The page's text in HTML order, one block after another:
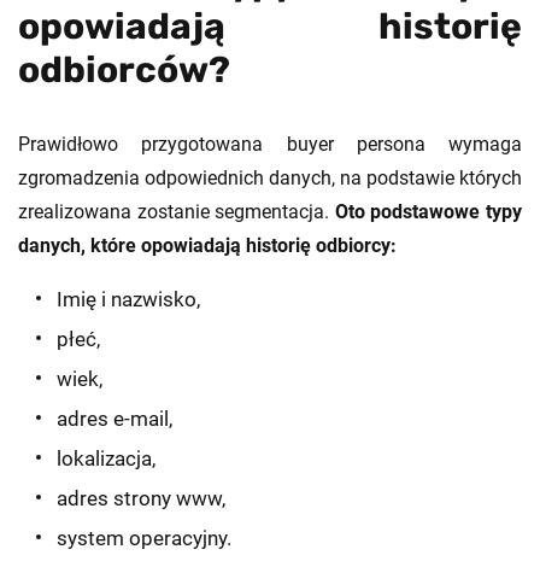
opowiadają historię
odbiorców?
Prawidłowo przygotowana buyer persona wymaga
zgromadzenia odpowiednich danych, na podstawie których
zrealizowana zostanie segmentacja. Oto podstawowe typy
danych, które opowiadają historię odbiorcy:
Imię i nazwisko,
płeć,
wiek,
adres e-mail,
lokalizacja,
adres strony www,
system operacyjny.